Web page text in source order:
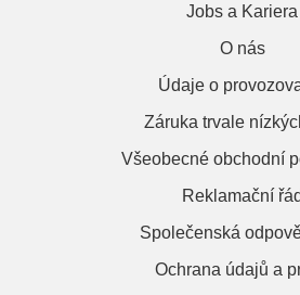
Jobs a Kariera
O nás
Údaje o
Záruka trvale
Všeobecné obchodní
Reklamační řád
Společenská
Ochrana údajů a